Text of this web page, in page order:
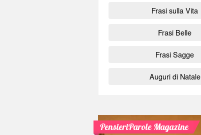
Frasi sulla Vita
Frasi Belle
Frasi Sagge
Auguri di Natale
PensieriParole Magazine